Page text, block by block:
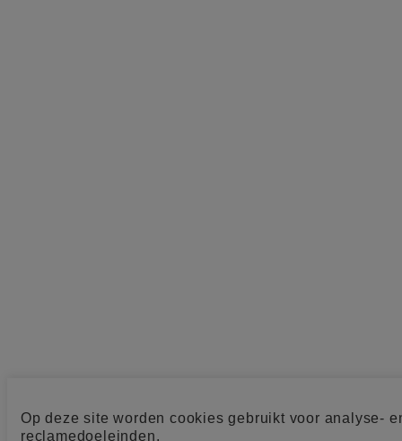
Op deze site worden cookies gebruikt voor analyse-
reclamedoeleinden.